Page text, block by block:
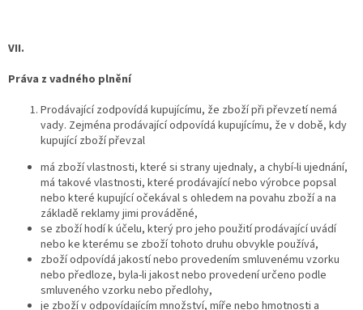
VII.
Práva z vadného plnění
Prodávající zodpovídá kupujícímu, že zboží při převzetí nemá
vady. Zejména prodávající odpovídá kupujícímu, že v době, kdy
kupující zboží převzal
má zboží vlastnosti, které si strany ujednaly, a chybí-li ujednání,
má takové vlastnosti, které prodávající nebo výrobce popsal
nebo které kupující očekával s ohledem na povahu zboží a na
základě reklamy jimi prováděné,
se zboží hodí k účelu, který pro jeho použití prodávající uvádí
nebo ke kterému se zboží tohoto druhu obvykle používá,
zboží odpovídá jakostí nebo provedením smluvenému vzorku
nebo předloze, byla-li jakost nebo provedení určeno podle
smluveného vzorku nebo předlohy,
je zboží v odpovídajícím množství, míře nebo hmotnosti a